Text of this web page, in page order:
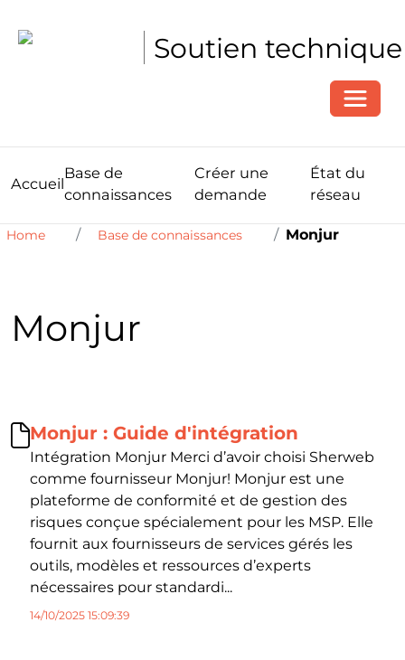
Soutien technique
Accueil
Base de
connaissances
Créer une
demande
État du
réseau
Home Base de connaissances Monjur
Monjur
Monjur : Guide d'intégration
Intégration Monjur Merci d’avoir choisi Sherweb
comme fournisseur Monjur! Monjur est une
plateforme de conformité et de gestion des
risques conçue spécialement pour les MSP. Elle
fournit aux fournisseurs de services gérés les
outils, modèles et ressources d’experts
nécessaires pour standardi...
14/10/2025 15:09:39